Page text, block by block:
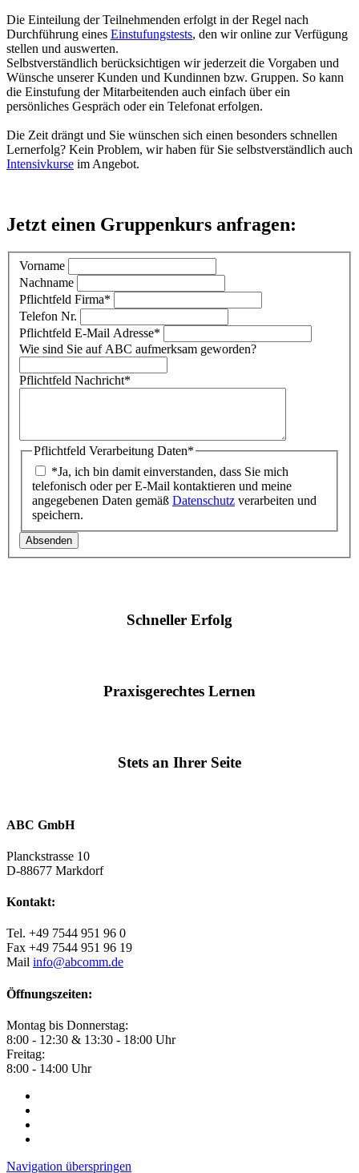
Die Einteilung der Teilnehmenden erfolgt in der Regel nach
Durchführung eines Einstufungstests, den wir online zur Verfügung
stellen und auswerten.
Selbstverständlich berücksichtigen wir jederzeit die Vorgaben und
Wünsche unserer Kunden und Kundinnen bzw. Gruppen. So kann
die Einstufung der Mitarbeitenden auch einfach über ein
persönliches Gespräch oder ein Telefonat erfolgen.
Die Zeit drängt und Sie wünschen sich einen besonders schnellen
Lernerfolg? Kein Problem, wir haben für Sie selbstverständlich auch
Intensivkurse im Angebot.
Jetzt einen Gruppenkurs anfragen:
Vorname
Nachname
Pflichtfeld Firma*
Telefon Nr.
Pflichtfeld E-Mail Adresse*
Wie sind Sie auf ABC aufmerksam geworden?
Pflichtfeld Nachricht*
Pflichtfeld Verarbeitung Daten*
*Ja, ich bin damit einverstanden, dass Sie mich
telefonisch oder per E-Mail kontaktieren und meine
angegebenen Daten gemäß Datenschutz verarbeiten und
speichern.
Absenden
Schneller Erfolg
Praxisgerechtes Lernen
Stets an Ihrer Seite
ABC GmbH
Planckstrasse 10
D-88677 Markdorf
Kontakt:
Tel. +49 7544 951 96 0
Fax +49 7544 951 96 19
Mail info@abcomm.de
Öffnungszeiten:
Montag bis Donnerstag:
8:00 - 12:30 & 13:30 - 18:00 Uhr
Freitag:
8:00 - 14:00 Uhr
Navigation überspringen